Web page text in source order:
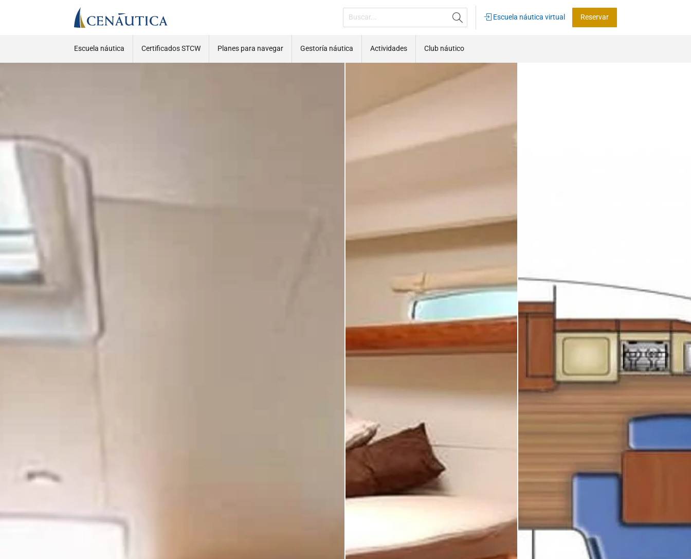
Escuela náutica virtual Reservar
Escuela náutica Certificados STCW Planes para navegar Gestoría náutica Actividades Club náutico